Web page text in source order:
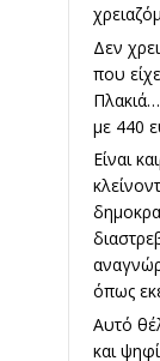
Δεν
που
με 440
Είναι
όπως
Αυτό
και